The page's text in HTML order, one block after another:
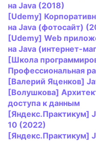
на Java (2018)
[Udemy]
на Java (фотосайт)
[Udemy] Web
на Java (интернет-
[Школа
Профессиональная
[Валерий Яценков]
[Волушкова]
доступа к данным
[Яндекс.Практикум]
10 (2022)
[Яндекс.Практикум]